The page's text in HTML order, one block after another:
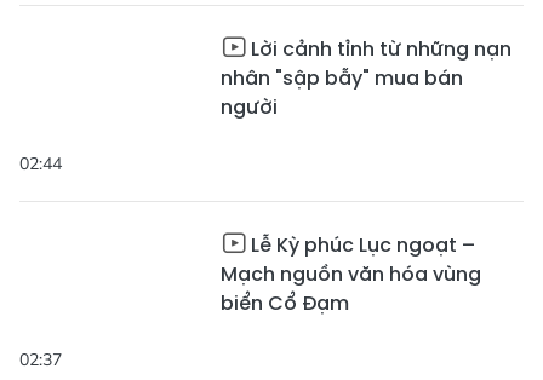
02:44
Lời cảnh tỉnh từ những nạn
nhân "sập bẫy" mua bán
người
02:37
Lễ Kỳ phúc Lục ngoạt –
Mạch nguồn văn hóa vùng
biển Cổ Đạm